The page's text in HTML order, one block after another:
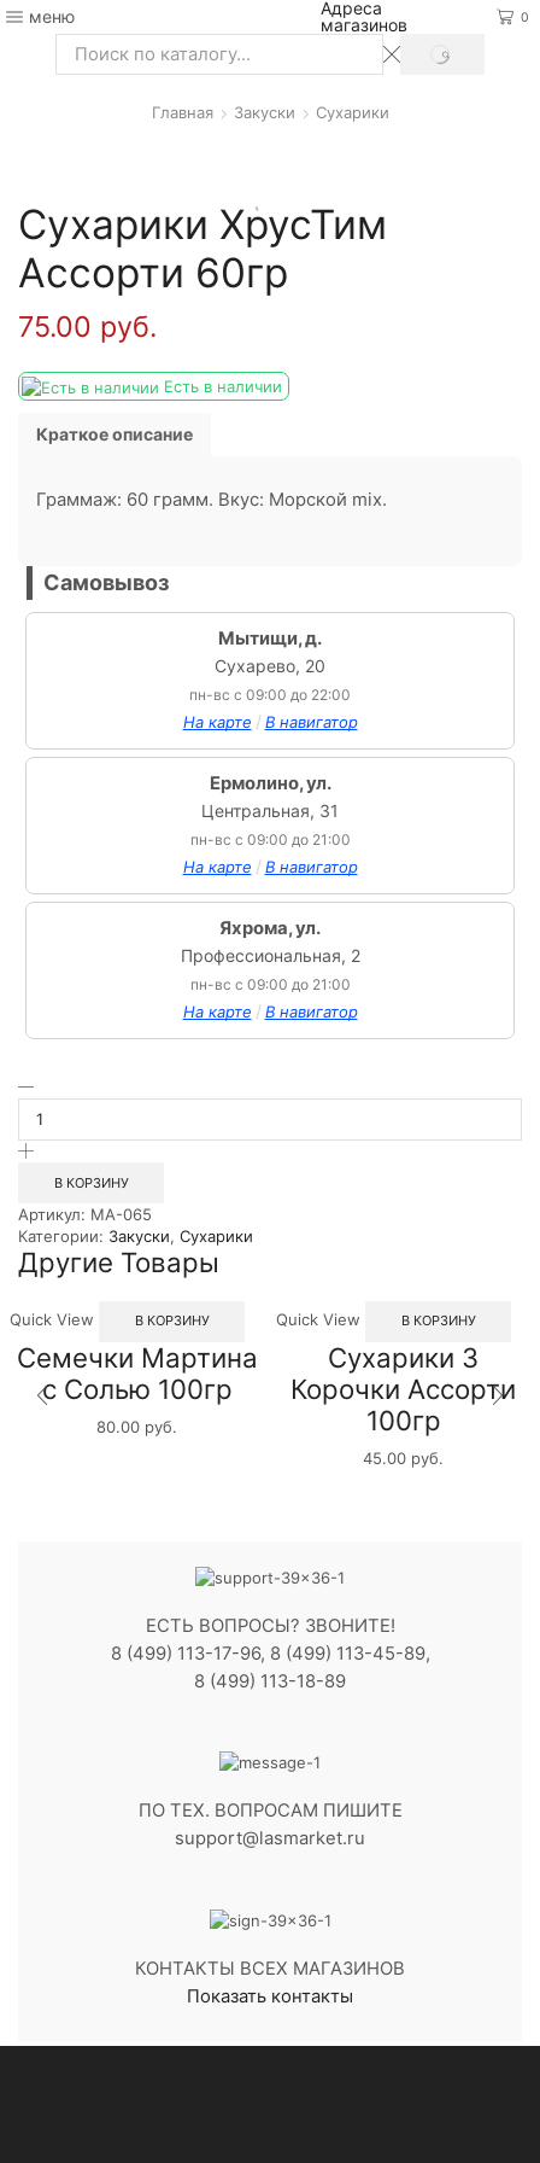
меню
Адреса
магазинов
0
Search
SEARCH
Главная Закуски Сухарики
Сухарики ХрусТим
Ассорти 60гр
75.00 руб.
Есть в наличии
Краткое описание
Граммаж: 60 грамм. Вкус: Морской mix.
Самовывоз
Мытищи, д.
Сухарево, 20
пн-вс с 09:00 до 22:00
На карте / В навигатор
Ермолино, ул.
Центральная, 31
пн-вс с 09:00 до 21:00
На карте / В навигатор
Яхрома, ул.
Профессиональная, 2
пн-вс с 09:00 до 21:00
На карте / В навигатор
товара
Сухарики
Ассорти
В КОРЗИНУ
Артикул: MA-065
Категории: Закуски, Сухарики
Другие Товары
Quick View В КОРЗИНУ
Семечки Мартина
с Солью 100гр
80.00 руб.
Quick View В КОРЗИНУ
Сухарики 3
Корочки Ассорти
100гр
45.00 руб.
ЕСТЬ ВОПРОСЫ? ЗВОНИТЕ!
8 (499) 113-17-96, 8 (499) 113-45-89,
8 (499) 113-18-89
ПО ТЕХ. ВОПРОСАМ ПИШИТЕ
support@lasmarket.ru
КОНТАКТЫ ВСЕХ МАГАЗИНОВ
Показать контакты